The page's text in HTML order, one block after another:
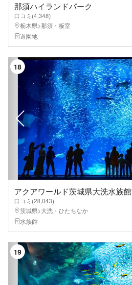
那須ハイランドパーク
口コミ(4,348)
栃木県>那須・板室
遊園地
アクアワールド茨城県大洗水族館
口コミ(28,043)
茨城県>大洗・ひたちなか
水族館
19